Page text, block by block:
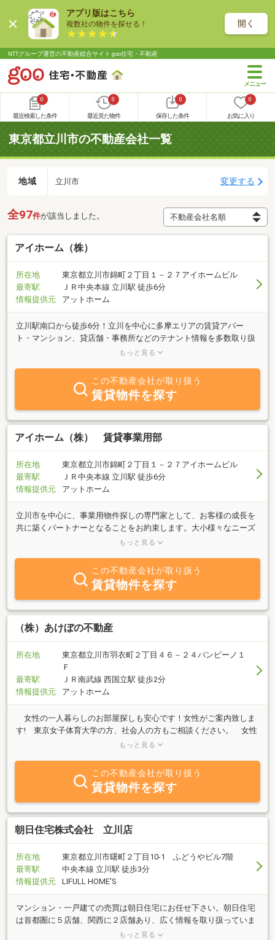
アプリ版はこちら
複数社の物件を探せる！ 開く
NTTグループ運営の不動産総合サイト goo住宅・不動産
0
最近検索した条件
0
最近見た物件
0
保存した条件
0
お気に入り
東京都立川市の不動産会社一覧
地域 立川市 変更する
全97件が該当しました。
アイホーム（株）
所在地
東京都立川市錦町２丁目１－２７アイホームビル
最寄駅
ＪＲ中央本線 立川駅 徒歩6分
情報提供元
アットホーム
立川駅南口から徒歩6分！立川を中心に多摩エリアの賃貸アパー
ト・マンション、貸店舗・事務所などのテナント情報を多数取り扱
っております。多摩エリアでお部屋探し・テナント探しをされてい
ん。＜＜当社ホームページでは多摩エリアの賃貸情報を常時1000件
以上掲載中＞＞当社ホームページには、ポータルサイトには掲載し
きれない物件情報も多数掲載しております。『ホームページ』ボタ
ンよりぜひご覧ください。
もっと見る
この不動産会社が取り扱う
賃貸物件を探す
アイホーム（株） 賃貸事業用部
所在地
東京都立川市錦町２丁目１－２７アイホームビル
最寄駅
ＪＲ中央本線 立川駅 徒歩6分
情報提供元
アットホーム
立川市を中心に、事業用物件探しの専門家として、お客様の成長を
共に築くパートナーとなることをお約束します。大小様々なニーズ
に対応するため、オフィス、店舗、工場など幅広い物件をご紹介し
で、多摩地区のエリア情報や業種による専門性などのアドバイスが
もっと見る
この不動産会社が取り扱う
賃貸物件を探す
（株）あけぼの不動産
所在地
東京都立川市羽衣町２丁目４６－２４バンビーノ１
Ｆ
最寄駅
ＪＲ南武線 西国立駅 徒歩2分
情報提供元
アットホーム
女性の一人暮らしのお部屋探しも安心です！女性がご案内致しま
す! 東京女子体育大学の方、社会人の方もご相談ください。 女性
専用物件を多数お取り扱いしております。お気軽にご連絡くださ
もっと見る
この不動産会社が取り扱う
賃貸物件を探す
朝日住宅株式会社 立川店
所在地
東京都立川市曙町２丁目10-1 ふどうやビル7階
最寄駅
中央本線 立川駅 徒歩3分
情報提供元
LIFULL HOME'S
マンション・一戸建ての売買は朝日住宅にお任せ下さい。朝日住宅
は首都圏に５店舗、関西に２店舗あり、広く情報を取り扱っていま
す。ダブルコンサルタントのフォロー体制で、お客様のご希望に応
もっと見る